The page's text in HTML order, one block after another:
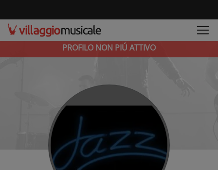
PROFILO NON PIÚ ATTIVO